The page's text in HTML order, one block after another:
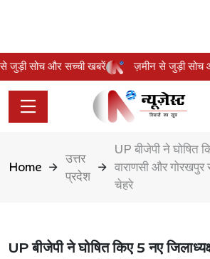
से जुड़ी सोच और सच्ची खबरें ज़मीन से जुड़ी
Home
उत्तर
प्रदेश
UP बीजेपी ने घोषित
वाराणसी और
चेहरे
UP बीजेपी ने घोषित किए 5 नए